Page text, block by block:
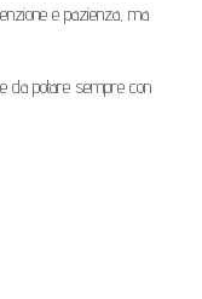
e pazienza, ma
da potare sempre con